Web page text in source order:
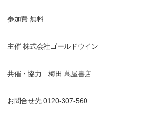
参加費 無料
主催 株式会社ゴールドウイン
共催・協力 梅田 蔦屋書店
お問合せ先 0120-307-560